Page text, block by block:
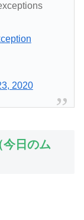
2020
今日のム